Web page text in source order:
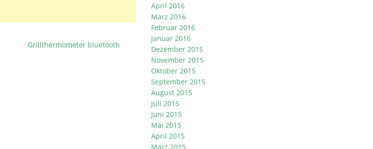
Grillthermometer bluetooth
April 2016
März 2016
Februar 2016
Januar 2016
Dezember 2015
November 2015
Oktober 2015
September 2015
August 2015
Juli 2015
Juni 2015
Mai 2015
April 2015
März 2015